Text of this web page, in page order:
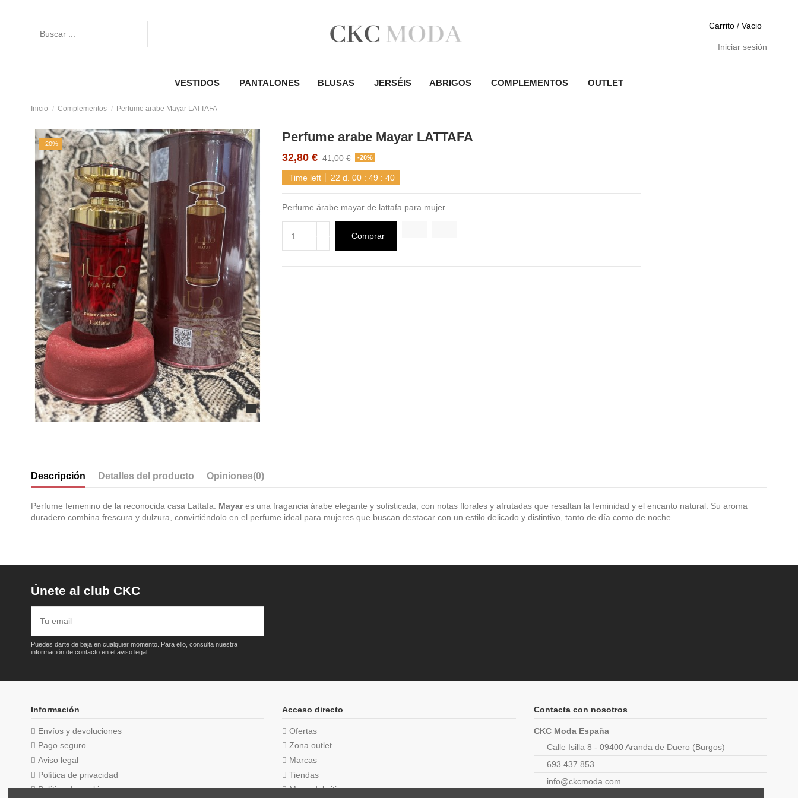
Carrito / Vacio
Iniciar sesión
VESTIDOS PANTALONES BLUSAS JERSÉIS ABRIGOS COMPLEMENTOS OUTLET
Inicio Complementos Perfume arabe Mayar LATTAFA
-20% Perfume arabe Mayar LATTAFA
32,80 € 41,00 € -20%
Time left 22 d. 00: 49 : 39
Perfume árabe mayar de lattafa para mujer
Comprar
Descripción Detalles del producto Opiniones(0)
Perfume femenino de la reconocida casa Lattafa. Mayares una fragancia árabe elegante y sofisticada, con notas florales y afrutadas que resaltan la feminidad y el encanto natural. Su aroma
duradero combina frescura y dulzura, convirtiéndolo en el perfume ideal para mujeres que buscan destacar con un estilo delicado y distintivo, tanto de día como de noche.
Únete al club CKC
Puedes darte de baja en cualquier momento. Para ello, consulta nuestra
información de contacto en el aviso legal.
Información
Envíos y devoluciones
Pago seguro
Aviso legal
Política de privacidad
Política de cookies
Acceso directo
Ofertas
Zona outlet
Marcas
Tiendas
Mapa del sitio
Contacta con nosotros
CKC Moda España
Calle Isilla 8 - 09400 Aranda de Duero (Burgos)
693 437 853
info@ckcmoda.com